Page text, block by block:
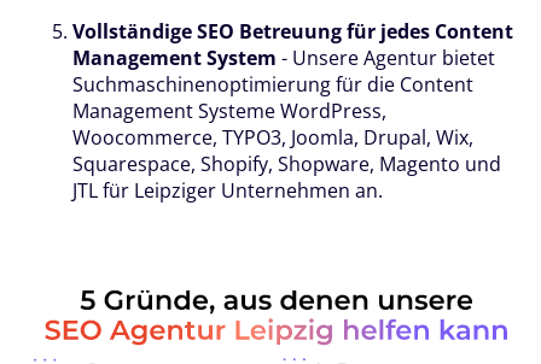
Vollständige SEO Betreuung für jedes Content
Management System - Unsere Agentur bietet
Suchmaschinenoptimierung für die Content
Management Systeme WordPress,
Woocommerce, TYPO3, Joomla, Drupal, Wix,
Squarespace, Shopify, Shopware, Magento und
JTL für Leipziger Unternehmen an.